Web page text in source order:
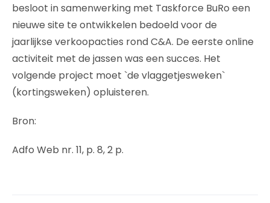
besloot in samenwerking met Taskforce BuRo een
nieuwe site te ontwikkelen bedoeld voor de
jaarlijkse verkoopacties rond C&A. De eerste online
activiteit met de jassen was een succes. Het
volgende project moet `de vlaggetjesweken`
(kortingsweken) opluisteren.
Bron:
Adfo Web nr. 11, p. 8, 2 p.